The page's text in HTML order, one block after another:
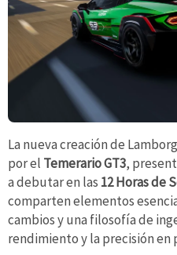
La nueva creación de
por el Temerario GT3,
a debutar en las 12 Horas de
comparten elementos
cambios y una filosofía de
rendimiento y la precisión en